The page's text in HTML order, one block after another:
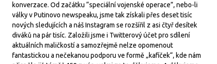
konverzace. Od začátku “speciální vojenské operace”, nebo-li
války v Putinovo newspeaku, jsme tak získali přes deset tisíc
nových sledujících a náš Instagram se rozšířil z asi čtyř desítek
diváků na pár tisíc. Založili jsme i Twitterový účet pro sdílení
aktuálních maličkostí a samozřejmě nelze opomenout
fantastickou a nečekanou podporu ve formě „kafíček“, kde nám